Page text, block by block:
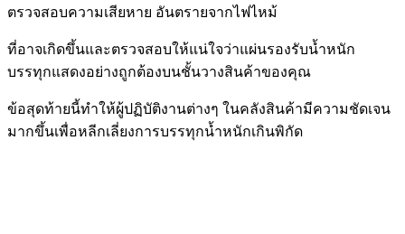
ตรวจสอบความเสียหาย อันตรายจากไฟไหม้
ที่อาจเกิดขึ้นและตรวจสอบให้แน่ใจว่าแผ่นรองรับน้ำหนัก
บรรทุกแสดงอย่างถูกต้องบนชั้นวางสินค้าของคุณ
ข้อสุดท้ายนี้ทำให้ผู้ปฏิบัติงานต่างๆ ในคลังสินค้ามีความชัดเจน
มากขึ้นเพื่อหลีกเลี่ยงการบรรทุกน้ำหนักเกินพิกัด